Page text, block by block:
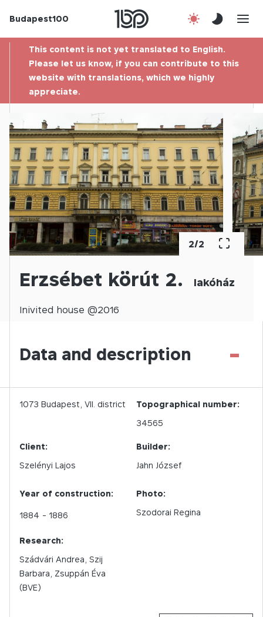
Budapest100
Contact
This content is not yet translated to English.
Please let us know, if you can contribute to this
website with translations, which we highly
appreciate.
2/2
Erzsébet körút 2. lakóház
Inivited house @2016
Data and description -
1073 Budapest, VII. district
Topographical number:
34565
Client:
Szelényi Lajos
Builder:
Jahn József
Year of construction:
1884 - 1886
Photo:
Szodorai Regina
Research:
Szádvári Andrea, Szij
Barbara, Zsuppán Éva
(BVE)